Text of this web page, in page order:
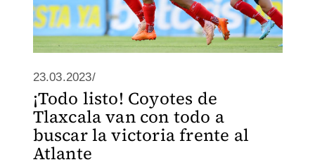
23.03.2023/
¡Todo listo! Coyotes de
Tlaxcala van con todo a
buscar la victoria frente al
Atlante